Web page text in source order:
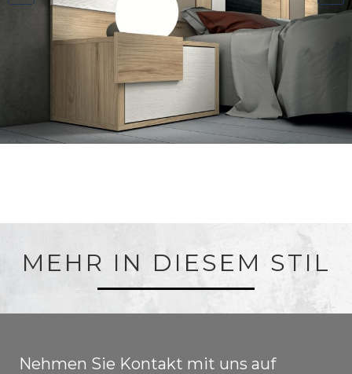
MEHR IN DIESEM STIL
Nehmen Sie Kontakt mit uns auf